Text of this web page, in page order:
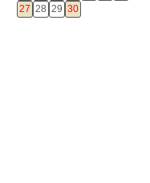
27 28 29 30